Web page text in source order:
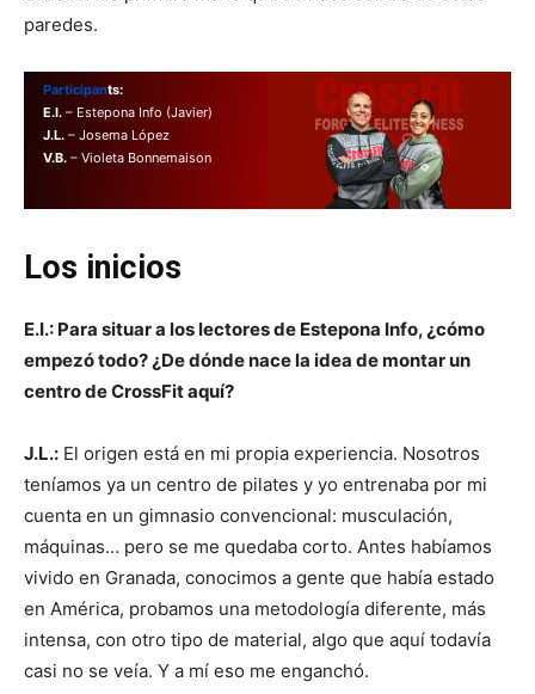
paredes.
Participants:
E.I. – Estepona Info (Javier)
J.L. – Josema López
V.B. – Violeta Bonnemaison
Los inicios
E.I.: Para situar a los lectores de Estepona Info, ¿cómo
empezó todo? ¿De dónde nace la idea de montar un
centro de CrossFit aquí?
J.L.: El origen está en mi propia experiencia. Nosotros
teníamos ya un centro de pilates y yo entrenaba por mi
cuenta en un gimnasio convencional: musculación,
máquinas… pero se me quedaba corto. Antes habíamos
vivido en Granada, conocimos a gente que había estado
en América, probamos una metodología diferente, más
intensa, con otro tipo de material, algo que aquí todavía
casi no se veía. Y a mí eso me enganchó.